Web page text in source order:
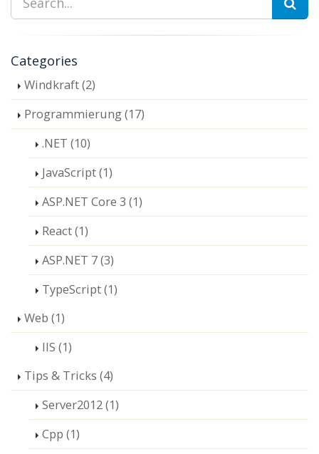
Categories
Windkraft (2)
Programmierung (17)
.NET (10)
JavaScript (1)
ASP.NET Core 3 (1)
React (1)
ASP.NET 7 (3)
TypeScript (1)
Web (1)
IIS (1)
Tips & Tricks (4)
Server2012 (1)
Cpp (1)